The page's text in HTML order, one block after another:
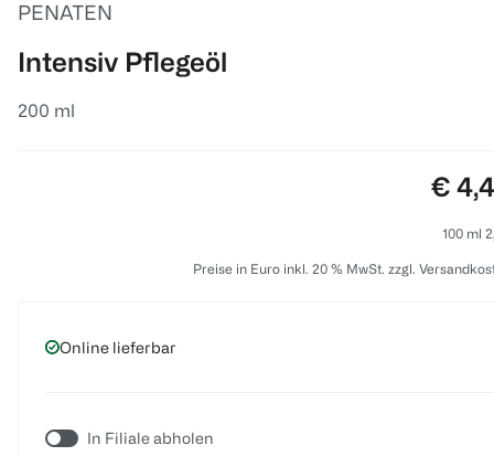
PENATEN
Intensiv Pflegeöl
200 ml
€
100 ml
Preise in Euro inkl. 20 % MwSt. zzgl.
Online lieferbar
In Filiale abholen